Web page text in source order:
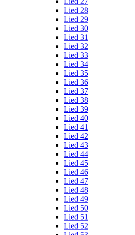
Lied 28
Lied 29
Lied 30
Lied 31
Lied 32
Lied 33
Lied 34
Lied 35
Lied 36
Lied 37
Lied 38
Lied 39
Lied 40
Lied 41
Lied 42
Lied 43
Lied 44
Lied 45
Lied 46
Lied 47
Lied 48
Lied 49
Lied 50
Lied 51
Lied 52